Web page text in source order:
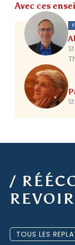
Avec ces
/
REVOIR
TOUS LES